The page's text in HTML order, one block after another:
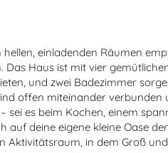
einladenden Räumen
Das Haus ist mit vier
und zwei Badezimmer
offen miteinander verbunden
sei es beim Kochen, einem
auf deine eigene kleine Oase der
Aktivitätsraum, in dem Groß